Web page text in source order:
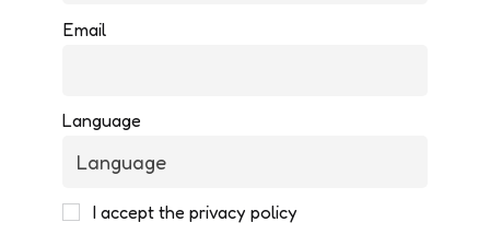
Email
Language
I accept the privacy policy